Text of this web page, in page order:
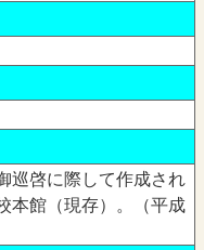
巡啓に際して作成され
本館（現存）。（平成